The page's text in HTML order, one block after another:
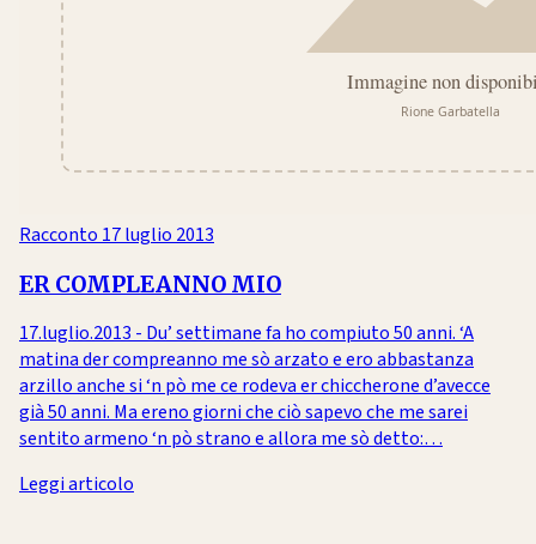
Racconto 17 luglio 2013
ER COMPLEANNO MIO
17.luglio.2013 - Du’ settimane fa ho compiuto 50 anni. ‘A
matina der compreanno me sò arzato e ero abbastanza
arzillo anche si ‘n pò me ce rodeva er chiccherone d’avecce
già 50 anni. Ma ereno giorni che ciò sapevo che me sarei
sentito armeno ‘n pò strano e allora me sò detto:…
Leggi articolo